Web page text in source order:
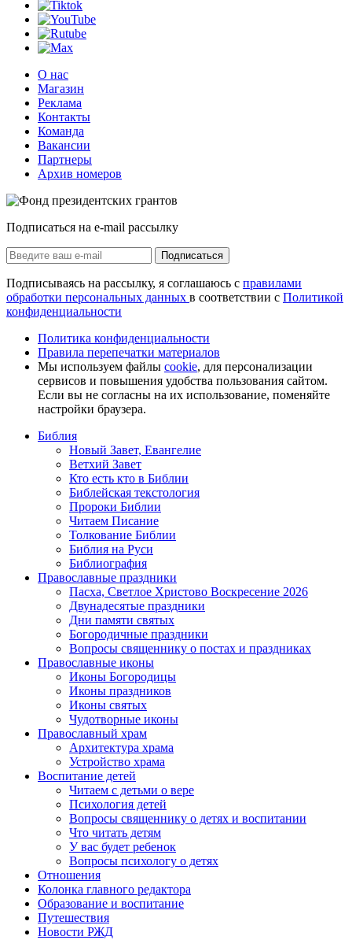
О нас
Магазин
Реклама
Контакты
Команда
Вакансии
Партнеры
Архив номеров
Подписаться на e-mail рассылку
Подписаться
Подписываясь на рассылку, я соглашаюсь с правилами
обработки персональных данных в соответствии с Политикой
конфиденциальности
Политика конфиденциальности
Правила перепечатки материалов
Мы используем файлы cookie, для персонализации
сервисов и повышения удобства пользования сайтом.
Если вы не согласны на их использование, поменяйте
настройки браузера.
Библия
Новый Завет, Евангелие
Ветхий Завет
Кто есть кто в Библии
Библейская текстология
Пророки Библии
Читаем Писание
Толкование Библии
Библия на Руси
Библиография
Православные праздники
Пасха, Светлое Христово Воскресение 2026
Двунадесятые праздники
Дни памяти святых
Богородичные праздники
Вопросы священнику о постах и праздниках
Православные иконы
Иконы Богородицы
Иконы праздников
Иконы святых
Чудотворные иконы
Православный храм
Архитектура храма
Устройство храма
Воспитание детей
Читаем с детьми о вере
Психология детей
Вопросы священнику о детях и воспитании
Что читать детям
У вас будет ребенок
Вопросы психологу о детях
Отношения
Колонка главного редактора
Образование и воспитание
Путешествия
Новости РЖД